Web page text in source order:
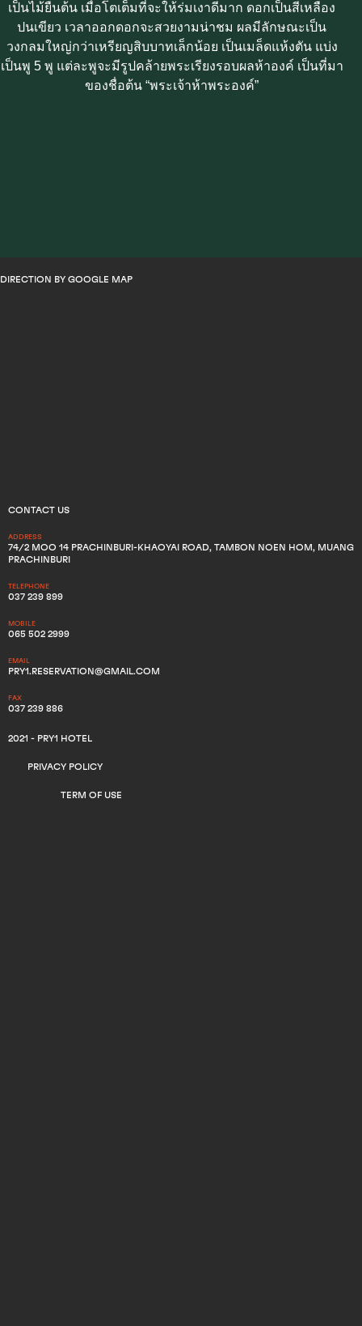
เป็นไม้ยืนต้น เมื่อโตเต็มที่จะให้ร่มเงาดีมาก ดอกเป็นสีเหลือง
ปนเขียว เวลาออกดอกจะสวยงามน่าชม ผลมีลักษณะเป็น
วงกลมใหญ่กว่าเหรียญสิบบาทเล็กน้อย เป็นเมล็ดแห้งตัน แบ่ง
เป็นพู 5 พู แต่ละพูจะมีรูปคล้ายพระเรียงรอบผลห้าองค์ เป็นที่มา
ของชื่อต้น “พระเจ้าห้าพระองค์”
DIRECTION BY GOOGLE MAP
CONTACT US
ADDRESS
74/2 MOO 14 PRACHINBURI-KHAOYAI ROAD, TAMBON NOEN HOM, MUANG
PRACHINBURI
TELEPHONE
037 239 899
MOBILE
065 502 2999
EMAIL
PRY1.RESERVATION@GMAIL.COM
FAX
037 239 886
2021 - PRY1 HOTEL
PRIVACY POLICY
TERM OF USE